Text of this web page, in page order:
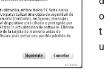
o
t
u